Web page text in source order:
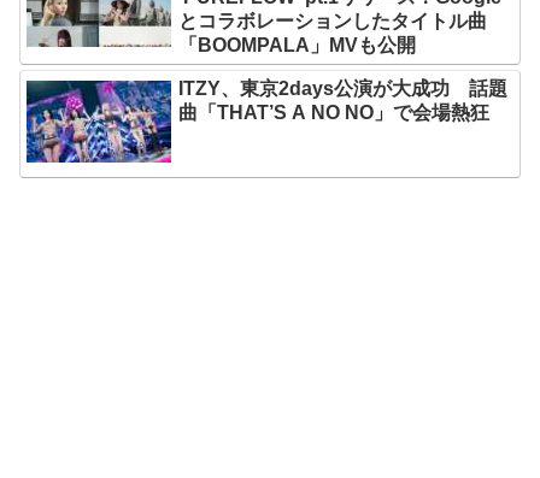
とコラボレーションしたタイトル曲
「BOOMPALA」MVも公開
ITZY、東京2days公演が大成功 話題
曲「THAT’S A NO NO」で会場熱狂